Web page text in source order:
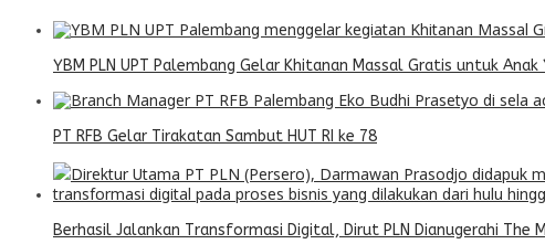
YBM PLN UPT Palembang Gelar Khitanan Massal Gratis untuk
PT RFB Gelar Tirakatan Sambut HUT RI ke 78
Berhasil Jalankan Transformasi Digital, Dirut PLN Dianugerahi